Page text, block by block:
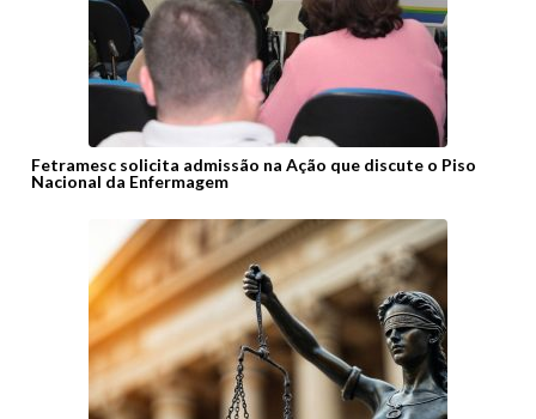
Fetramesc solicita admissão na Ação que discute o Piso
Nacional da Enfermagem